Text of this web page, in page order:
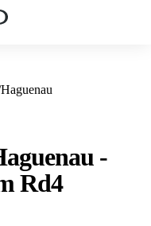
Haguenau
-
Rd4